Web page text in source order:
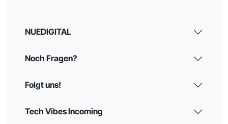
NUEDIGITAL
Noch Fragen?
Folgt uns!
Tech Vibes Incoming